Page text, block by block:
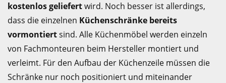
kostenlos geliefertwird. Noch besser ist allerdings,
dass die einzelnen Küchenschränke bereits
vormontiertsind. Alle Küchenmöbel werden einzeln
von Fachmonteuren beim Hersteller montiert und
verleimt. Für den Aufbau der Küchenzeile müssen die
Schränke nur noch positioniert und miteinander